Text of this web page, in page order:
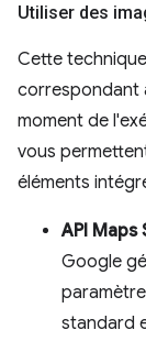
Utiliser des
Cette
correspondant
moment de
vous
éléments
API Maps
Google
standard